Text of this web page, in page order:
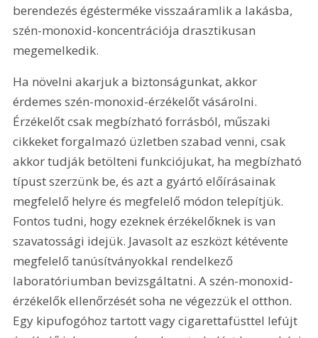
berendezés égésterméke visszaáramlik a lakásba,
szén-monoxid-koncentrációja drasztikusan
megemelkedik.
Ha növelni akarjuk a biztonságunkat, akkor
érdemes szén-monoxid-érzékelőt vásárolni.
Érzékelőt csak megbízható forrásból, műszaki
cikkeket forgalmazó üzletben szabad venni, csak
akkor tudják betölteni funkciójukat, ha megbízható
típust szerzünk be, és azt a gyártó előírásainak
megfelelő helyre és megfelelő módon telepítjük.
Fontos tudni, hogy ezeknek érzékelőknek is van
szavatossági idejük. Javasolt az eszközt kétévente
megfelelő tanúsítványokkal rendelkező
laboratóriumban bevizsgáltatni. A szén-monoxid-
érzékelők ellenőrzését soha ne végezzük el otthon.
Egy kipufogóhoz tartott vagy cigarettafüsttel lefújt